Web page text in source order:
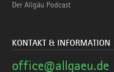
Der Allgäu Podcast
KONTAKT & INFORMATION
office@allgaeu.de